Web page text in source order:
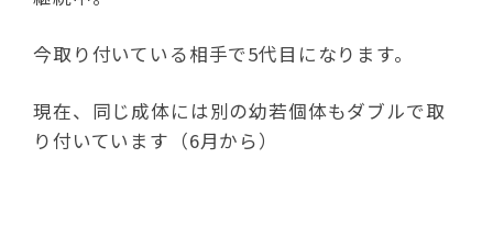
今取り付いている相手で5代目になります。
現在、同じ成体には別の幼若個体もダブルで取
り付いています（6月から）